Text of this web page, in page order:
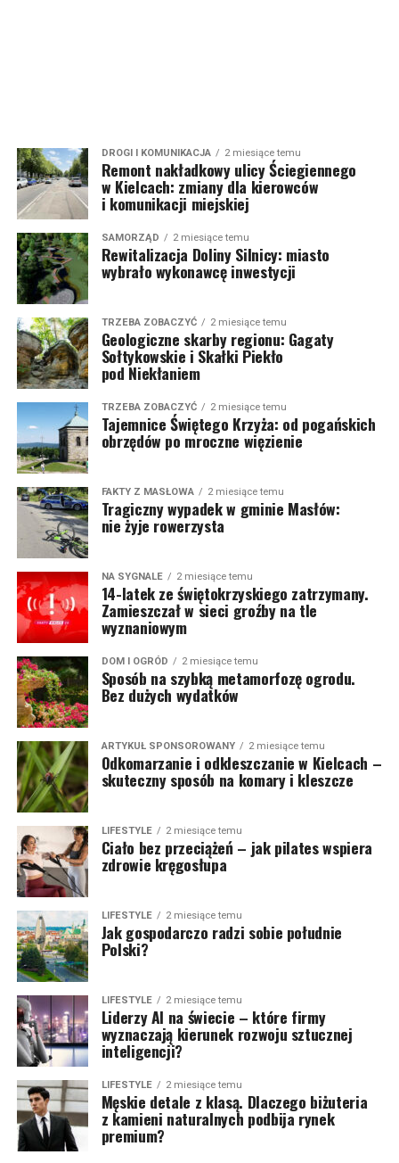
DROGI I KOMUNIKACJA 2 miesiące temu
Remont nakładkowy ulicy Ściegiennego
w Kielcach: zmiany dla kierowców
i komunikacji miejskiej
SAMORZĄD 2 miesiące temu
Rewitalizacja Doliny Silnicy: miasto
wybrało wykonawcę inwestycji
TRZEBA ZOBACZYĆ 2 miesiące temu
Geologiczne skarby regionu: Gagaty
Sołtykowskie i Skałki Piekło
pod Niekłaniem
TRZEBA ZOBACZYĆ 2 miesiące temu
Tajemnice Świętego Krzyża: od pogańskich
obrzędów po mroczne więzienie
FAKTY Z MASŁOWA 2 miesiące temu
Tragiczny wypadek w gminie Masłów:
nie żyje rowerzysta
NA SYGNALE 2 miesiące temu
14-latek ze świętokrzyskiego zatrzymany.
Zamieszczał w sieci groźby na tle
wyznaniowym
DOM I OGRÓD 2 miesiące temu
Sposób na szybką metamorfozę ogrodu.
Bez dużych wydatków
ARTYKUŁ SPONSOROWANY 2 miesiące temu
Odkomarzanie i odkleszczanie w Kielcach –
skuteczny sposób na komary i kleszcze
LIFESTYLE 2 miesiące temu
Ciało bez przeciążeń – jak pilates wspiera
zdrowie kręgosłupa
LIFESTYLE 2 miesiące temu
Jak gospodarczo radzi sobie południe
Polski?
LIFESTYLE 2 miesiące temu
Liderzy AI na świecie – które firmy
wyznaczają kierunek rozwoju sztucznej
inteligencji?
LIFESTYLE 2 miesiące temu
Męskie detale z klasą. Dlaczego biżuteria
z kamieni naturalnych podbija rynek
premium?